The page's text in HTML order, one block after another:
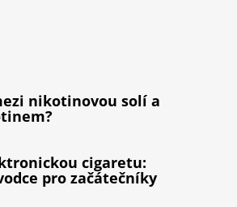
nikotinovou solí a
cigaretu:
pro začátečníky